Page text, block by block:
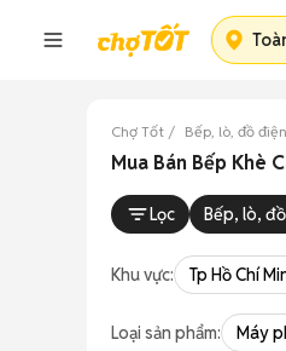
Chợ Tốt Bếp, lò, đồ
Mua Bán Bếp Khè
Lọc Bếp, lò,
Khu vực: Tp Hồ Chí
Loại sản phẩm: Máy